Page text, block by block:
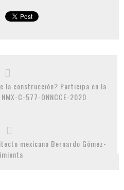
la construcción? Participa en la
C-577-ONNCCE-2020
mexicano Bernardo Gómez-